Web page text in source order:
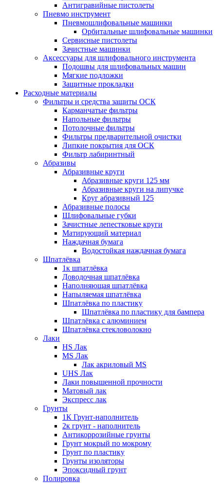
Антигравийные пистолеты
Пневмо инструмент
Пневмошлифовальные машинки
Орбитальные шлифовальные машинки
Сервисные пистолеты
Зачистные машинки
Аксессуары для шлифовального инструмента
Подошвы для шлифовальных машин
Мягкие подложки
Защитные прокладки
Расходные материалы
Фильтры и средства защиты ОСК
Карманчатые фильтры
Напольные фильтры
Потолочные фильтры
Фильтры предварительной очистки
Липкие покрытия для ОСК
Фильтр лабиринтный
Абразивы
Абразивные круги
Абразивные круги 125 мм
Абразивные круги на липучке
Круг абразивный 125
Абразивные полосы
Шлифовальные губки
Зачистные лепестковые круги
Матирующий материал
Наждачная бумага
Водостойкая наждачная бумага
Шпатлёвка
1к шпатлёвка
Доводочная шпатлёвка
Наполняющая шпатлёвка
Напыляемая шпатлёвка
Шпатлёвка по пластику
Шпатлёвка по пластику для бампера
Шпатлёвка с алюминием
Шпатлёвка стекловолокно
Лаки
HS Лак
MS Лак
Лак акриловый MS
UHS Лак
Лаки повышенной прочности
Матовый лак
Экспресс лак
Грунты
1К Грунт-наполнитель
2к грунт - наполнитель
Антикоррозийные грунты
Грунт мокрый по мокрому
Грунт по пластику
Грунты изоляторы
Эпоксидный грунт
Полировка